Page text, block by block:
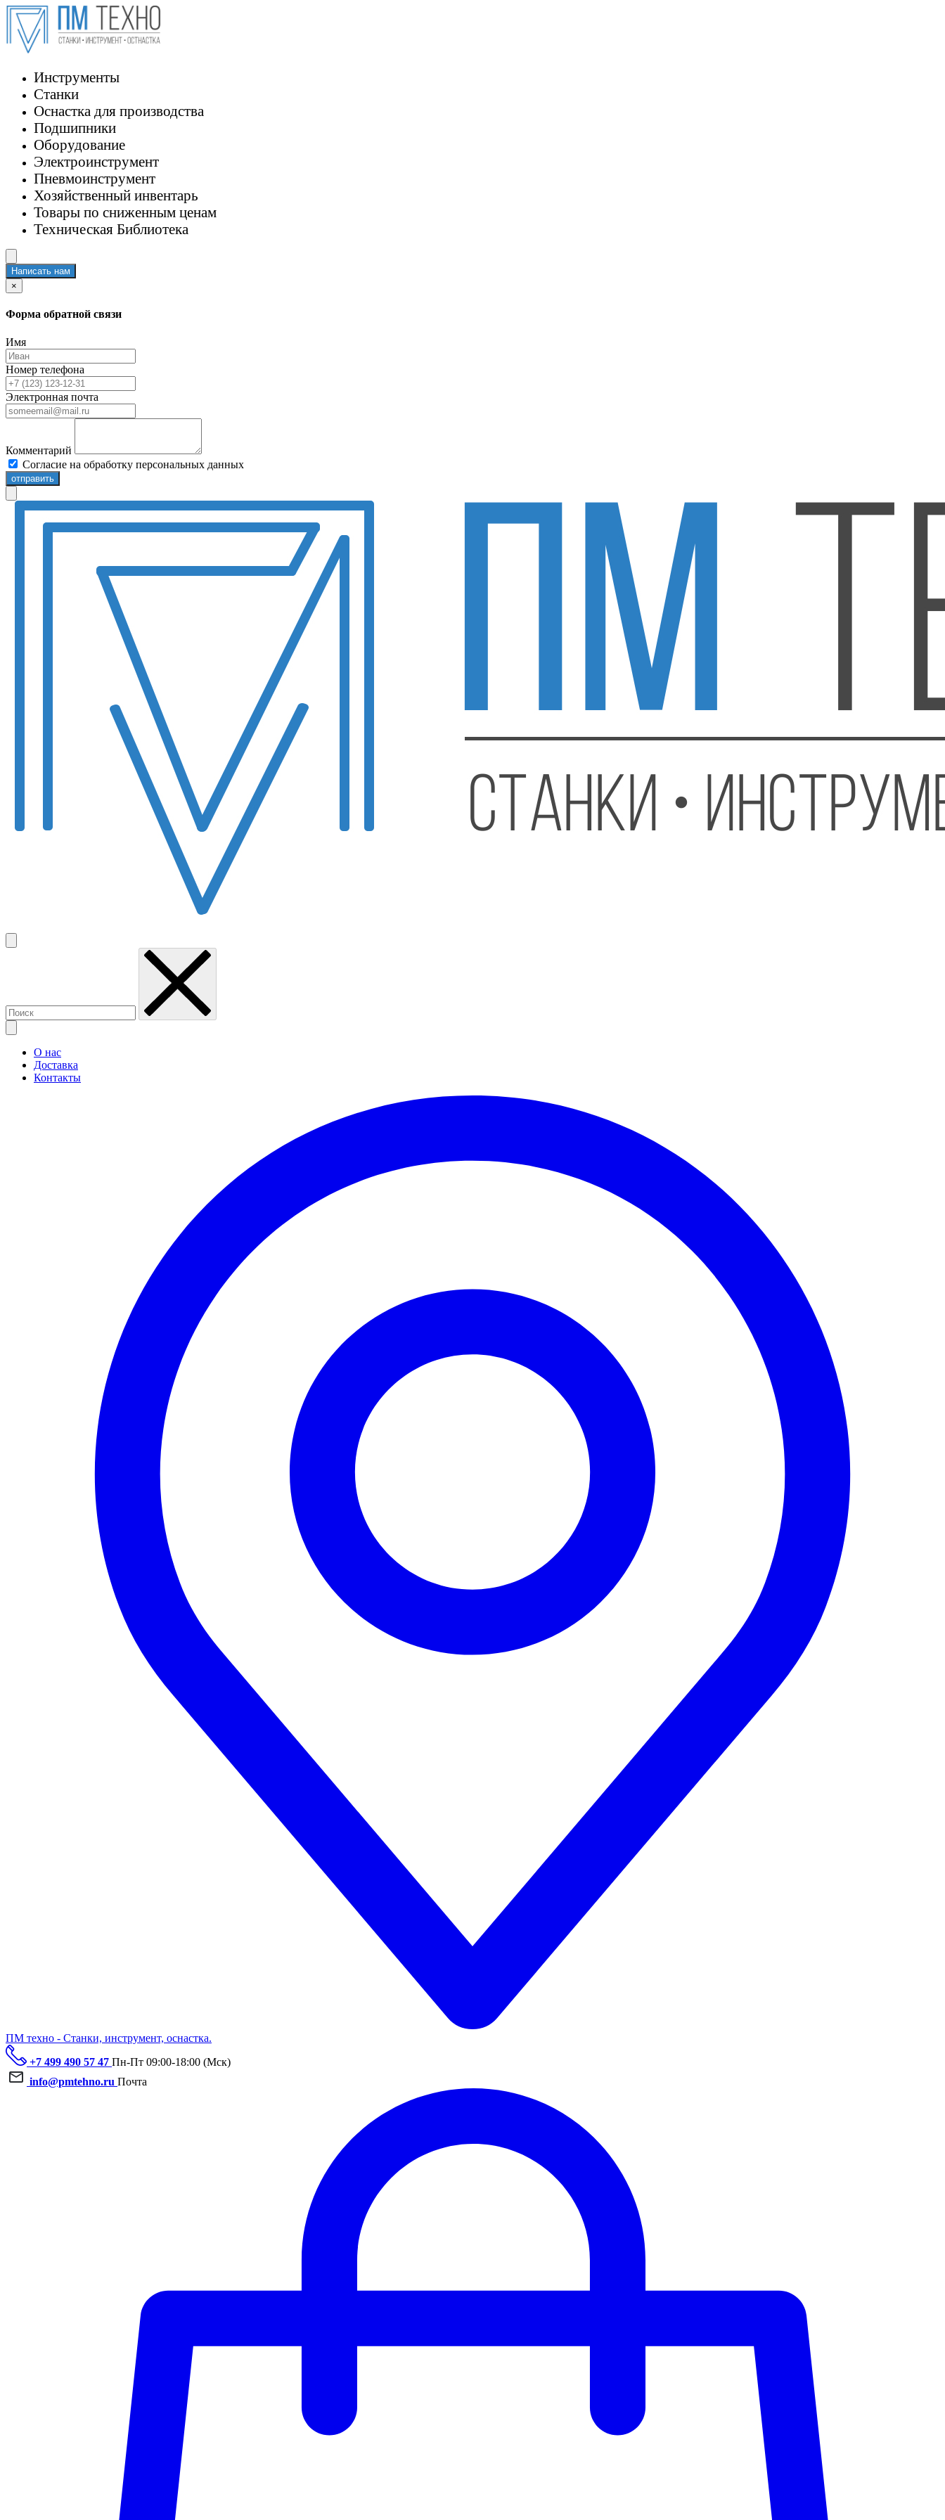
Инструменты
Станки
Оснастка для производства
Подшипники
Оборудование
Электроинструмент
Пневмоинструмент
Хозяйственный инвентарь
Товары по сниженным ценам
Техническая Библиотека
Написать нам
×
Форма обратной связи
Имя
Номер телефона
Электронная почта
Комментарий
Согласие на обработку персональных данных
отправить
О нас
Доставка
Контакты
ПМ техно - Станки, инструмент, оснастка.
+7 499 490 57 47 Пн-Пт 09:00-18:00 (Мск)
info@pmtehno.ru Почта